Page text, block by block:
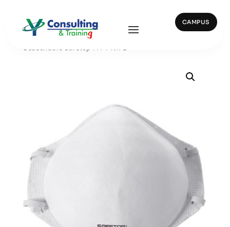
CAMPUS
Inicio Protección Repiratoria
/ 30200 – Mascarilla
desechable Safetop FFP1 NR D